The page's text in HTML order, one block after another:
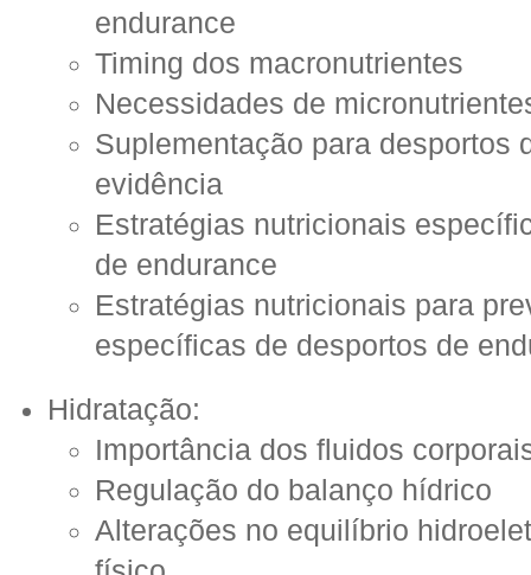
endurance
Timing dos macronutrientes
Necessidades de
Suplementação para desportos
evidência
Estratégias nutricionais
de endurance
Estratégias nutricionais para
específicas de desportos de
Hidratação:
Importância dos fluidos
Regulação do balanço hídrico
Alterações no equilíbrio